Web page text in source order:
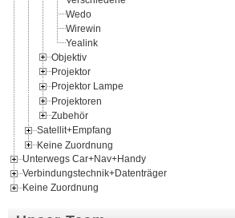
Wedo
Wirewin
Yealink
Objektiv
Projektor
Projektor Lampe
Projektoren
Zubehör
Satellit+Empfang
Keine Zuordnung
Unterwegs Car+Nav+Handy
Verbindungstechnik+Datenträger
Keine Zuordnung